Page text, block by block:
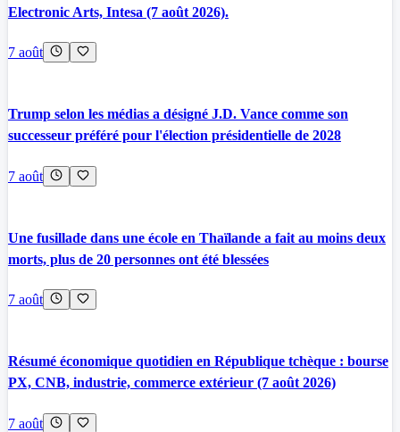
Electronic Arts, Intesa (7 août 2026).
7 août
Trump selon les médias a désigné J.D. Vance comme son
successeur préféré pour l'élection présidentielle de 2028
7 août
Une fusillade dans une école en Thaïlande a fait au moins deux
morts, plus de 20 personnes ont été blessées
7 août
Résumé économique quotidien en République tchèque : bourse
PX, CNB, industrie, commerce extérieur (7 août 2026)
7 août